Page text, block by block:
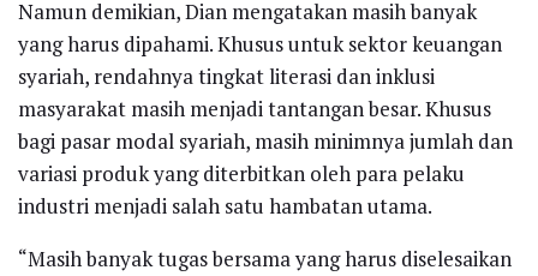
Namun demikian, Dian mengatakan masih banyak
yang harus dipahami. Khusus untuk sektor keuangan
syariah, rendahnya tingkat literasi dan inklusi
masyarakat masih menjadi tantangan besar. Khusus
bagi pasar modal syariah, masih minimnya jumlah dan
variasi produk yang diterbitkan oleh para pelaku
industri menjadi salah satu hambatan utama.
“Masih banyak tugas bersama yang harus diselesaikan